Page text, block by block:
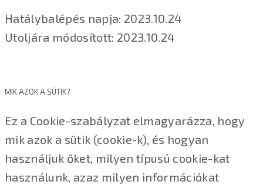
Hatálybalépés napja: 2023.10.24
Utoljára módosított: 2023.10.24
MIK AZOK A SÜTIK?
Ez a Cookie-szabályzat elmagyarázza, hogy
mik azok a sütik (cookie-k), és hogyan
használjuk őket, milyen típusú cookie-kat
használunk, azaz milyen információkat